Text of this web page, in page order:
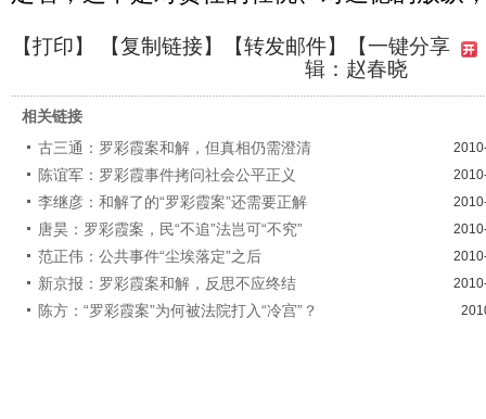
【打印】 【复制链接】【转发邮件】
【一键分享
辑：赵春晓
相关链接
古三通：罗彩霞案和解，但真相仍需澄清
陈谊军：罗彩霞事件拷问社会公平正义
李继彦：和解了的“罗彩霞案”还需要正解
唐昊：罗彩霞案，民“不追”法岂可“不究”
范正伟：公共事件“尘埃落定”之后
新京报：罗彩霞案和解，反思不应终结
陈方：“罗彩霞案”为何被法院打入“冷宫”？